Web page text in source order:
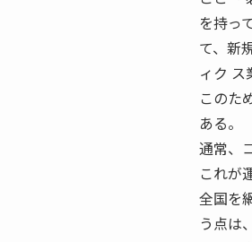
を持っ
て、新
ィク ス
このた
ある。
通常、
これが
全国を
う点は